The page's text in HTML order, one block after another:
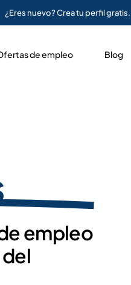
¿Eres nuevo? Crea tu perfil gratis.
de empleo Blog
empleo